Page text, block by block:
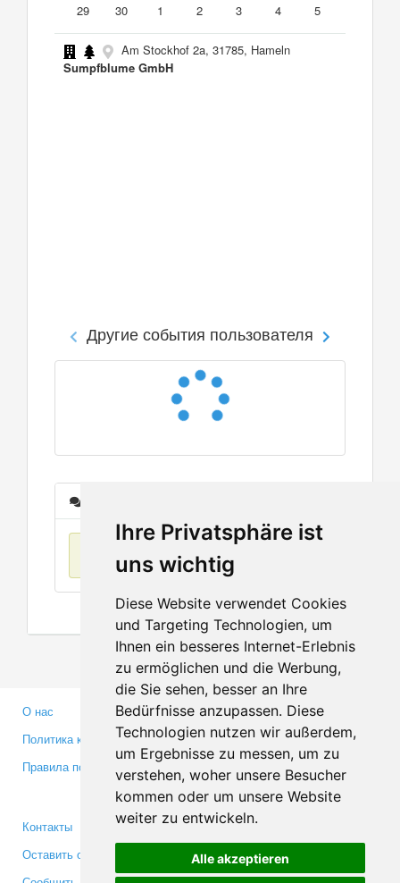
Ihre Privatsphäre ist
uns wichtig
Diese Website verwendet Cookies
und Targeting Technologien, um
Ihnen ein besseres Internet-Erlebnis
zu ermöglichen und die Werbung,
die Sie sehen, besser an Ihre
Bedürfnisse anzupassen. Diese
Technologien nutzen wir außerdem,
um Ergebnisse zu messen, um zu
verstehen, woher unsere Besucher
kommen oder um unsere Website
weiter zu entwickeln.
Alle akzeptieren
29
30 1 2 3 4 5
Am Stockhof 2a, 31785, Hameln
Sumpfblume GmbH
Другие события пользователя
О нас
Политика конфиденциальности
Правила пользования
Партнерам
Инвесторам
Медиа
Контакты
Оставить отзыв
Facebook
Twitter